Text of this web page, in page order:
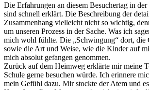
Die Erfahrungen an diesem Besuchertag in
sind schnell erklärt. Die Beschreibung der
Zusammenhang vielleicht nicht so wichtig,
um unseren Prozess in der Sache. Was ich
mich wohl fühlte. Die „Schwingung“ dort, die
sowie die Art und Weise, wie die Kinder auf
mich absolut gefangen genommen.
Zurück auf dem Heimweg erklärte mir meine
Schule gerne besuchen würde. Ich erinnere
mein Gefühl dazu. Mir stockte der Atem und